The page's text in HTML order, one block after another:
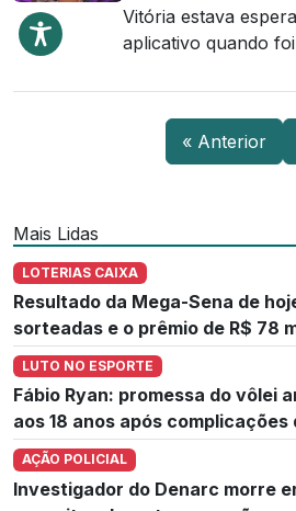
Vitória estava
aplicativo quando
« Anterior
Mais Lidas
LOTERIAS CAIXA
Resultado da Mega-Sena de
sorteadas e o prêmio de R$ 78
LUTO NO ESPORTE
Fábio Ryan: promessa do vôlei
aos 18 anos após complicações
AÇÃO POLICIAL
Investigador do Denarc morre